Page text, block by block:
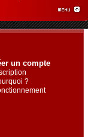
un compte
?